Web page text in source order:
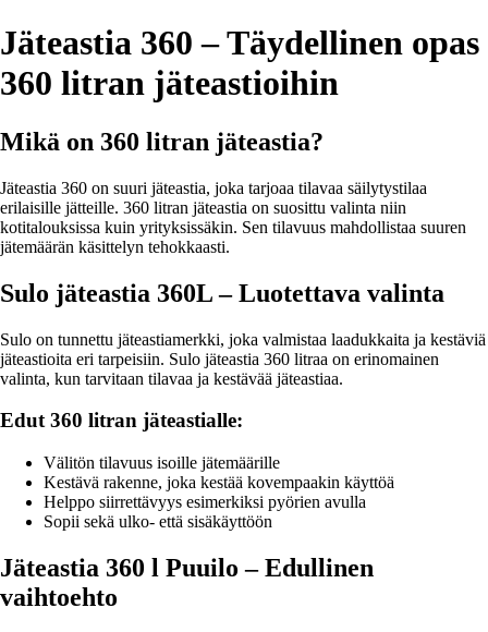
Jäteastia 360 – Täydellinen opas
360 litran jäteastioihin
Mikä on 360 litran jäteastia?
Jäteastia 360 on suuri jäteastia, joka tarjoaa tilavaa säilytystilaa
erilaisille jätteille. 360 litran jäteastia on suosittu valinta niin
kotitalouksissa kuin yrityksissäkin. Sen tilavuus mahdollistaa suuren
jätemäärän käsittelyn tehokkaasti.
Sulo jäteastia 360L – Luotettava valinta
Sulo on tunnettu jäteastiamerkki, joka valmistaa laadukkaita ja kestäviä
jäteastioita eri tarpeisiin. Sulo jäteastia 360 litraa on erinomainen
valinta, kun tarvitaan tilavaa ja kestävää jäteastiaa.
Edut 360 litran jäteastialle:
Välitön tilavuus isoille jätemäärille
Kestävä rakenne, joka kestää kovempaakin käyttöä
Helppo siirrettävyys esimerkiksi pyörien avulla
Sopii sekä ulko- että sisäkäyttöön
Jäteastia 360 l Puuilo – Edullinen
vaihtoehto